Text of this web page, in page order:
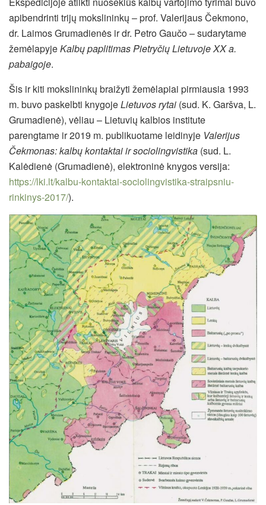
apibendrinti trijų mokslininkų – prof. Valerijaus Čekmono,
dr. Laimos Grumadienės ir dr. Petro Gaučo – sudarytame
žemėlapyjeKalbų paplitimas Pietryčių Lietuvoje XX a.
pabaigoje.
Šis ir kiti mokslininkų braižyti žemėlapiai pirmiausia 1993
m. buvo paskelbti knygojeLietuvos rytai (sud. K. Garšva, L.
Grumadienė), vėliau – Lietuvių kalbios institute
parengtame ir 2019 m. publikuotame leidinyje Valerijus
Čekmonas: kalbų kontaktai ir sociolingvistika (sud. L.
Kalėdienė (Grumadienė), elektroninė knygos versija:
https://lki.lt/kalbu-kontaktai-sociolingvistika-straipsniu-
rinkinys-2017/).